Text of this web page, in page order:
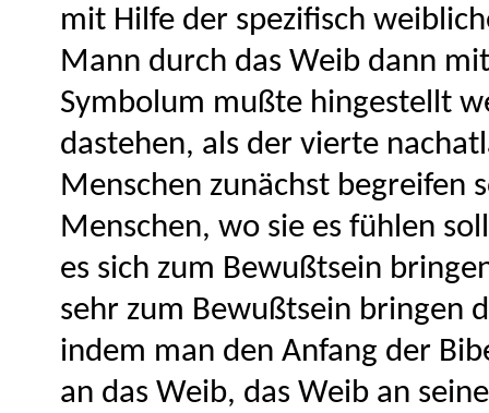
mit Hilfe der spezifisch
Mann durch das Weib dann
Symbolum mußte hingestellt
dastehen, als der vierte
Menschen zunächst begreifen
Menschen, wo sie es fühlen
es sich zum Bewußtsein
sehr zum Bewußtsein bringen
indem man den Anfang der
an das Weib, das Weib an